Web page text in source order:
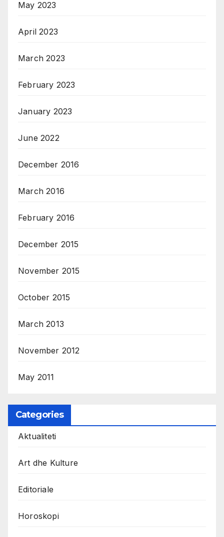
May 2023
April 2023
March 2023
February 2023
January 2023
June 2022
December 2016
March 2016
February 2016
December 2015
November 2015
October 2015
March 2013
November 2012
May 2011
Categories
Aktualiteti
Art dhe Kulture
Editoriale
Horoskopi